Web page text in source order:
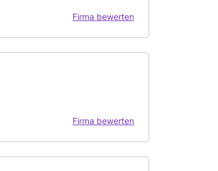
Firma bewerten
Firma bewerten